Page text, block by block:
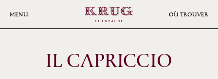
MENU OÙ TROUVER
IL CAPRICCIO